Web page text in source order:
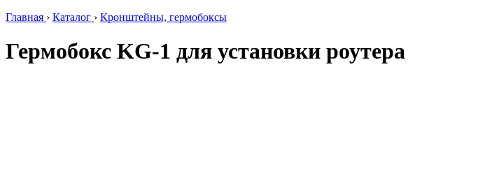
Главная › Каталог › Кронштейны, гермобоксы
Гермобокс KG-1 для установки роутера